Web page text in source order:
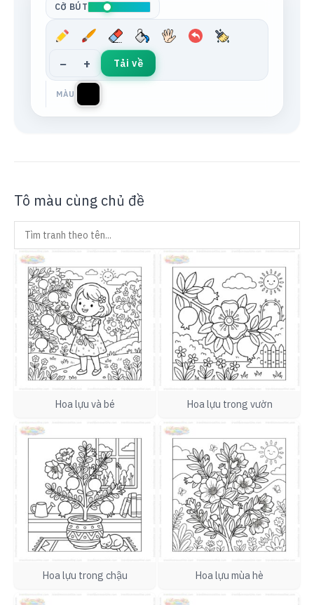
CỠ BÚT
− + Tải về
MÀU
Tô màu cùng chủ đề
Hoa lựu và bé Hoa lựu trong vườn
Hoa lựu trong chậu Hoa lựu mùa hè